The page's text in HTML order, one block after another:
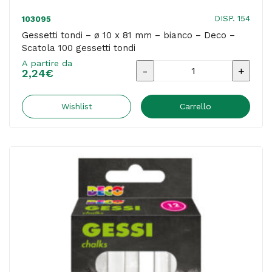
103095 DISP. 154
Gessetti tondi – ø 10 x 81 mm – bianco – Deco –
Scatola 100 gessetti tondi
A partire da
2,24€
Gessetti
-
x
mm
-
bianco
-
Wishlist Carrello